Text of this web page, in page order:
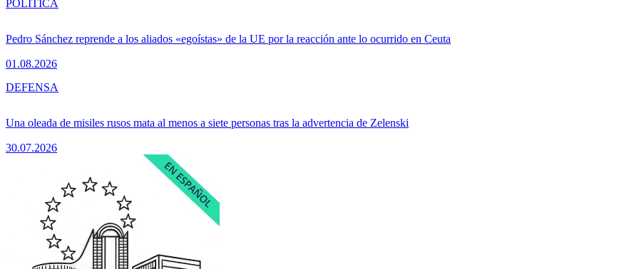
Pedro Sánchez reprende a los aliados «egoístas» de la UE por la reacción ante lo ocurrido en Ceuta
01.08.2026
POLÍTICA
Una oleada de misiles rusos mata al menos a siete personas tras la advertencia de Zelenski
30.07.2026
DEFENSA